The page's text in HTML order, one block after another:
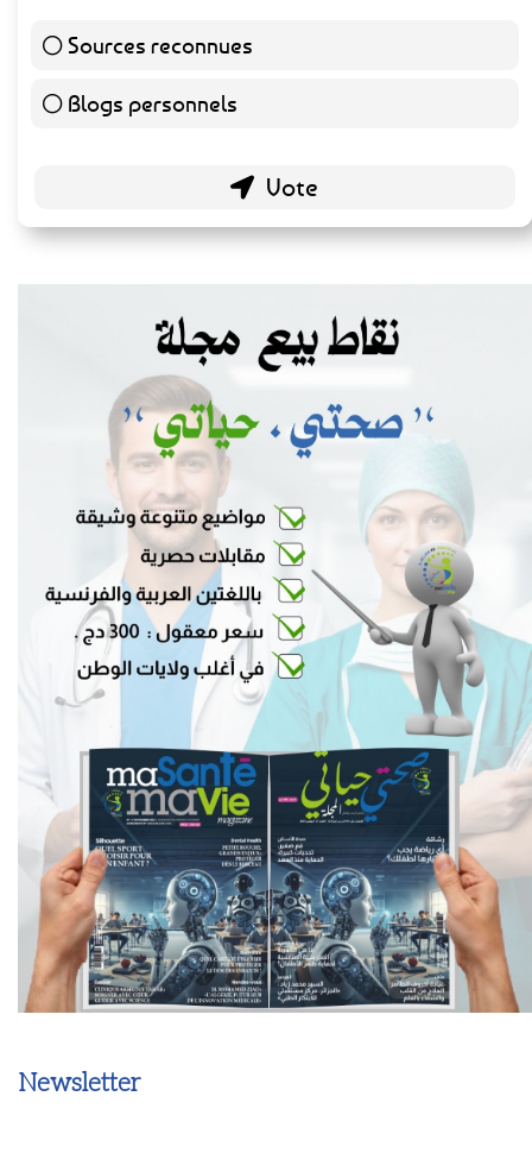
Sources reconnues
Blogs personnels
Newsletter